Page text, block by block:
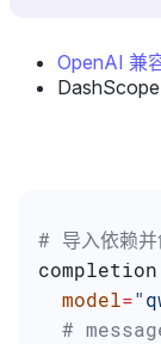
OpenAI 兼
DashScope
# 导入依赖
completion
  model
=
#